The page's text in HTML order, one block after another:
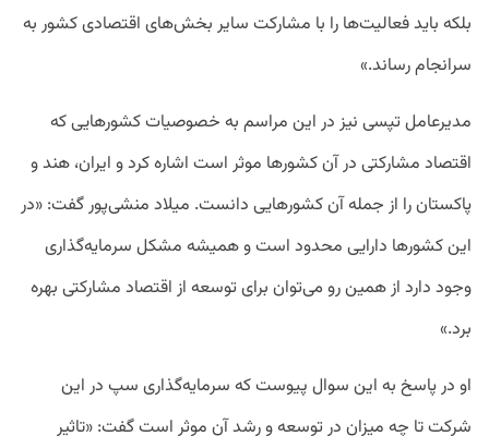
بلکه باید فعالیت‌ها را با مشارکت سایر بخش‌های اقتصادی کشور به
سرانجام رساند.»
مدیرعامل تپسی نیز در این مراسم به خصوصیات کشورهایی که
اقتصاد مشارکتی در آن کشورها موثر است اشاره کرد و ایران، هند و
پاکستان را از جمله آن کشورهایی دانست. میلاد منشی‌پور گفت: «در
این کشورها دارایی محدود است و همیشه مشکل سرمایه‌گذاری
وجود دارد از همین رو می‌توان برای توسعه از اقتصاد مشارکتی بهره
برد.»
او در پاسخ به این سوال پیوست که سرمایه‌گذاری سپ در این
شرکت تا چه میزان در توسعه و رشد آن موثر است گفت: «تاثیر